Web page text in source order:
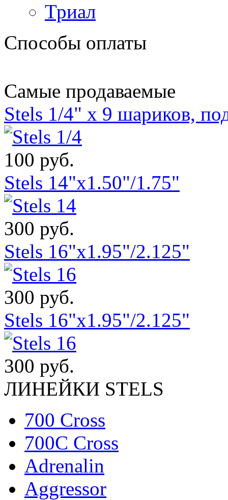
Триал
Способы оплаты
Самые продаваемые
Stels 1/4" х 9 шариков,
100 руб.
Stels 14"x1.50"/1.75"
300 руб.
Stels 16"x1.95"/2.125"
300 руб.
Stels 16"x1.95"/2.125"
300 руб.
ЛИНЕЙКИ STELS
700 Cross
700C Cross
Adrenalin
Aggressor